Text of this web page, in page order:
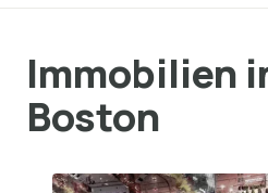
Immobilien
Boston